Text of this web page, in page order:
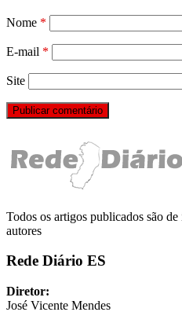
Nome *
E-mail *
Site
Todos os artigos publicados são
autores
Rede Diário ES
Diretor:
José Vicente Mendes